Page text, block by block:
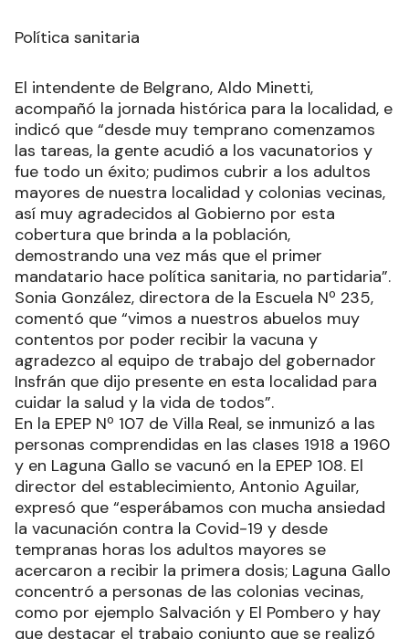
Política sanitaria
El intendente de Belgrano, Aldo Minetti,
acompañó la jornada histórica para la localidad, e
indicó que “desde muy temprano comenzamos
las tareas, la gente acudió a los vacunatorios y
fue todo un éxito; pudimos cubrir a los adultos
mayores de nuestra localidad y colonias vecinas,
así muy agradecidos al Gobierno por esta
cobertura que brinda a la población,
demostrando una vez más que el primer
mandatario hace política sanitaria, no partidaria”.
Sonia González, directora de la Escuela Nº 235,
comentó que “vimos a nuestros abuelos muy
contentos por poder recibir la vacuna y
agradezco al equipo de trabajo del gobernador
Insfrán que dijo presente en esta localidad para
cuidar la salud y la vida de todos”.
En la EPEP Nº 107 de Villa Real, se inmunizó a las
personas comprendidas en las clases 1918 a 1960
y en Laguna Gallo se vacunó en la EPEP 108. El
director del establecimiento, Antonio Aguilar,
expresó que “esperábamos con mucha ansiedad
la vacunación contra la Covid-19 y desde
tempranas horas los adultos mayores se
acercaron a recibir la primera dosis; Laguna Gallo
concentró a personas de las colonias vecinas,
como por ejemplo Salvación y El Pombero y hay
que destacar el trabajo conjunto que se realizó